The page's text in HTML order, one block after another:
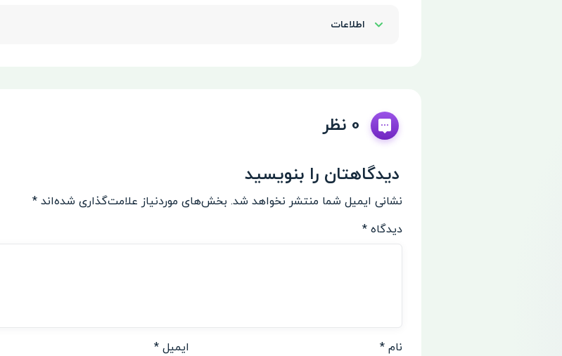
اطلاعات
0 نظر
دیدگاهتان را بنویسید
نشانی ایمیل شما منتشر نخواهد شد. بخش‌های موردنیاز علامت‌گذاری شده‌اند *
دیدگاه *
نام * ایمیل*